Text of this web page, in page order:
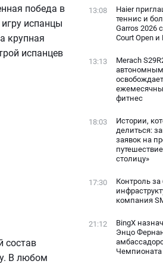
победа в
испанцы
крупная
испанцев
состав
В любом
13:08
Haier
теннис и
Garros 2026
Court Open и
13:13
Merach
фитнес
18:03
Истории,
делиться:
заявок на
столицу»
17:30
Контроль
компания
21:12
BingX
Энцо
Чемпионата